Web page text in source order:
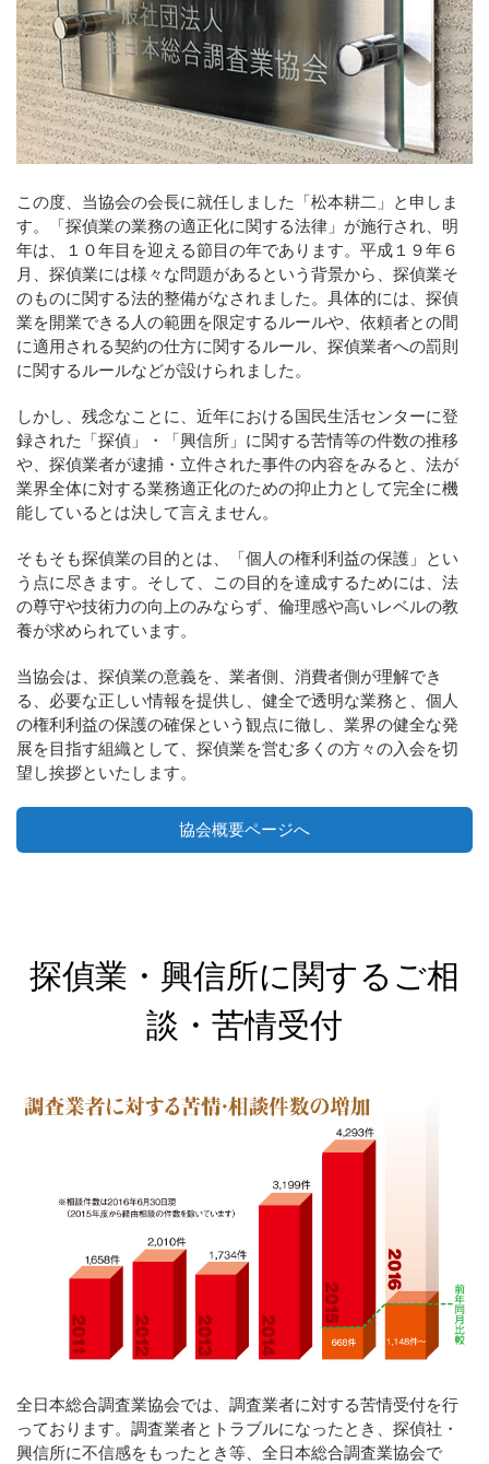
この度、当協会の会長に就任しました「松本耕二」と申しま
す。「探偵業の業務の適正化に関する法律」が施行され、明
年は、１０年目を迎える節目の年であります。平成１９年６
月、探偵業には様々な問題があるという背景から、探偵業そ
のものに関する法的整備がなされました。具体的には、探偵
業を開業できる人の範囲を限定するルールや、依頼者との間
に適用される契約の仕方に関するルール、探偵業者への罰則
に関するルールなどが設けられました。
しかし、残念なことに、近年における国民生活センターに登
録された「探偵」・「興信所」に関する苦情等の件数の推移
や、探偵業者が逮捕・立件された事件の内容をみると、法が
業界全体に対する業務適正化のための抑止力として完全に機
能しているとは決して言えません。
そもそも探偵業の目的とは、「個人の権利利益の保護」とい
う点に尽きます。そして、この目的を達成するためには、法
の尊守や技術力の向上のみならず、倫理感や高いレベルの教
養が求められています。
当協会は、探偵業の意義を、業者側、消費者側が理解でき
る、必要な正しい情報を提供し、健全で透明な業務と、個人
の権利利益の保護の確保という観点に徹し、業界の健全な発
展を目指す組織として、探偵業を営む多くの方々の入会を切
望し挨拶といたします。
協会概要ページへ
探偵業・興信所に関するご相
談・苦情受付
全日本総合調査業協会では、調査業者に対する苦情受付を行
っております。調査業者とトラブルになったとき、探偵社・
興信所に不信感をもったとき等、全日本総合調査業協会で